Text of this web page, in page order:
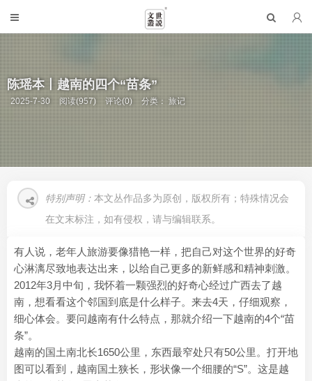
陈瑶本丨越南的四个“苗条”
2025-7-30 阅读(957) 评论(0) 分类：旅记
特别声明： 本文丛作品多为原创，版权所有；特殊情况会
在文末标注，如有侵权，请与编辑联系。
有人说，老年人旅游要像猎艳一样，把自己对这个世界的好奇
心淋漓尽致地表达出来，以给自己更多的新鲜感和精神刺激。
2012年3月中旬，我怀着一颗强烈的好奇心经过广西去了越
南，想看看这个邻国到底是什么样子。来去4天，仔细观察，
细心体会。要问越南有什么特点，那就介绍一下越南的4个“苗
条”。
越南的国土南北长1650公里，东西最窄处只有50公里。打开地
图可以看到，越南国土狭长，形状像一个细腰的“S”。这是越